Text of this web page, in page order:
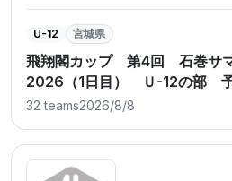
U-12 宮城県
飛翔閣カップ 第4回 石巻サ
2026（1日目） Ｕ-12の部
32 teams2026/8/8